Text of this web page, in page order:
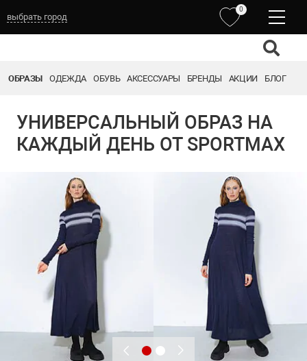
выбрать город
0
ОБРАЗЫ ОДЕЖДА ОБУВЬ АКСЕССУАРЫ БРЕНДЫ АКЦИИ БЛОГ
УНИВЕРСАЛЬНЫЙ ОБРАЗ НА
КАЖДЫЙ ДЕНЬ ОТ SPORTMAX